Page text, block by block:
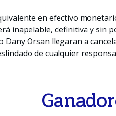
en efectivo
inapelable, definitiva y sin
Dany Orsan llegaran a
de cualquier